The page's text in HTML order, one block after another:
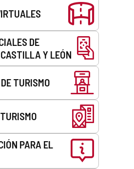
DE
Y LEÓN
TURISMO
PARA EL